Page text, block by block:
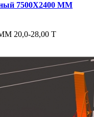
7500Х2400 ММ
20,0-28,00 Т